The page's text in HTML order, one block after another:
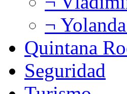
¬
Quintana
Seguridad